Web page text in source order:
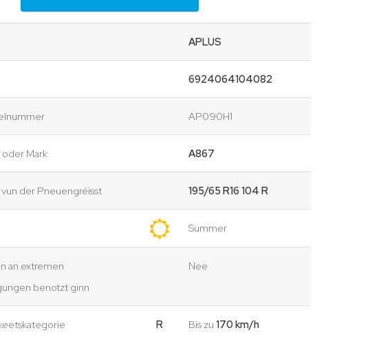
APLUS
6924064104082
AP090H1
Mark A867
der Pneuengréisst 195/65 R16 104 R
Summer
an extremen
benotzt ginn
Nee
R Bis zu170 km/h